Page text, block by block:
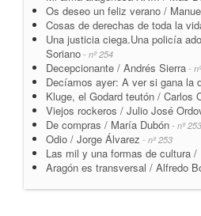
Os deseo un feliz verano /
Cosas de derechas de toda la
Una justicia ciega.Una policía
Soriano - nº 254
Decepcionante / Andrés Sierra -
Decíamos ayer: A ver si gana la
Kluge, el Godard teutón / Carlos
Viejos rockeros / Julio José
De compras / María Dubón - nº 253
Odio / Jorge Álvarez - nº 253
Las mil y una formas de cultura /
Aragón es transversal / Alfredo